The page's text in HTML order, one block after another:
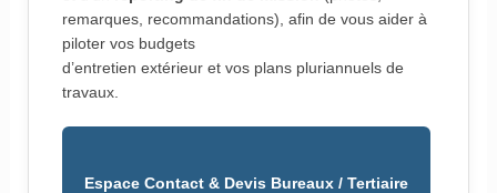
remarques, recommandations), afin de vous aider à
piloter vos budgets
d’entretien extérieur et vos plans pluriannuels de
travaux.
Espace Contact & Devis Bureaux / Tertiaire